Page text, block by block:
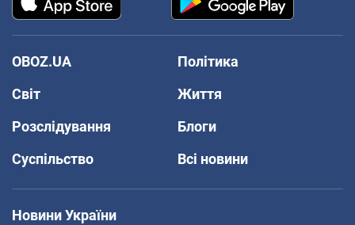
OBOZ.UA
Політика
Світ
Життя
Розслідування
Блоги
Суспільство
Всі новини
Новини України